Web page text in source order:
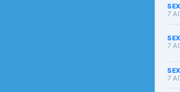
SEX
7
SEX
7
SEX
7